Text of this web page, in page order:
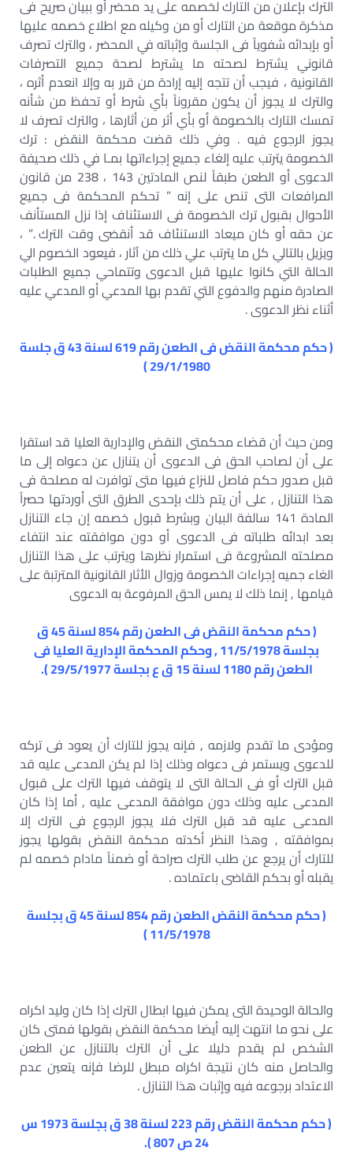
الترك بإعلان من التارك لخصمه على يد محضر أو ببيان صريح فى
مذكرة موقعة من التارك أو من وكيله مع اطلاع خصمه عليها
أو بإبدائه شفوياً فى الجلسة وإثباته في المحضر ، والترك تصرف
قانوني يشترط لصحته ما يشترط لصحة جميع التصرفات
القانونية ، فيجب أن تتجه إليه إرادة من قرر به وإلا انعدم أثره ،
والترك لا يجوز أن يكون مقروناً بأي شرط أو تحفظ من شأنه
تمسك التارك بالخصومة أو بأي أثر من أثارها ، والترك تصرف لا
يجوز الرجوع فيه . وفي ذلك قضت محكمة النقض : ترك
الخصومة يترتب عليه إلغاء جميع إجراءاتها بمـا في ذلك صحيفة
الدعوى أو الطعن طبقاً لنص المادتين 143 ، 238 من قانون
المرافعات التى تنص على إنه ” تحكم المحكمة فى جميع
الأحوال بقبول ترك الخصومة فى الاستئناف إذا نزل المستأنف
عن حقه أو كان ميعاد الاستنئاف قد أنقضى وقت الترك .” ،
ويزيل بالتالي كل ما يترتب علي ذلك من آثار ، فيعود الخصوم الي
الحالة التي كانوا عليها قبل الدعوى وتتماحي جميع الطلبات
الصادرة منهم والدفوع التي تقدم بها المدعي أو المدعي عليه
أثناء نظر الدعوى .
( حكم محكمة النقض فى الطعن رقم 619 لسنة 43 ق جلسة
29/1/1980 )
ومن حيث أن قضاء محكمتى النقض والإدارية العليا قد استقرا
على أن لصاحب الحق فى الدعوى أن يتنازل عن دعواه إلى ما
قبل صدور حكم فاصل للنزاع فيها متى توافرت له مصلحة فى
هذا التنازل , على أن يتم ذلك بإحدى الطرق التى أوردتها حصراً
المادة 141 سالفة البيان وبشرط قبول خصمه إن جاء التنازل
بعد ابدائه طلباته فى الدعوى أو دون موافقته عند انتفاء
مصلحته المشروعة فى استمرار نظرها ويترتب على هذا التنازل
الغاء جميه إجراءات الخصومة وزوال الأثار القانونية المترتبة على
قيامها , إنما ذلك لا يمس الحق المرفوعة به الدعوى
( حكم محكمة النقض فى الطعن رقم 854 لسنة 45 ق
بجلسة 11/5/1978 , وحكم المحكمة الإدارية العليا فى
الطعن رقم 1180 لسنة 15 ق ع بجلسة 29/5/1977 ).
ومؤدى ما تقدم ولازمه , فإنه يجوز للتارك أن يعود فى تركه
للدعوى ويستمر فى دعواه وذلك إذا لم يكن المدعى عليه قد
قبل الترك أو فى الحالة التى لا يتوقف فيها الترك على قبول
المدعى عليه وذلك دون موافقة المدعى عليه , أما إذا كان
المدعى عليه قد قبل الترك فلا يجوز الرجوع فى الترك إلا
بموافقته , وهذا النظر أكدته محكمة النقض بقولها يجوز
للتارك أن يرجع عن طلب الترك صراحة أو ضمناً مادام خصمه لم
يقبله أو بحكم القاضى باعتماده .
( حكم محكمة النقض الطعن رقم 854 لسنة 45 ق بجلسة
11/5/1978 )
والحالة الوحيدة التى يمكن فيها ابطال الترك إذا كان وليد اكراه
على نحو ما انتهت إليه أيضا محكمة النقض بقولها فمتى كان
الشخص لم يقدم دليلا على أن الترك بالتنازل عن الطعن
والحاصل منه كان نتيجة اكراه مبطل للرضا فإنه يتعين عدم
الاعتداد برجوعه فيه وإثبات هذا التنازل .
( حكم محكمة النقض رقم 223 لسنة 38 ق بجلسة 1973 س
24 ص 807 ).